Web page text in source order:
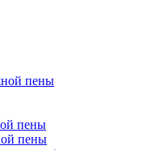
пены
пены
пены